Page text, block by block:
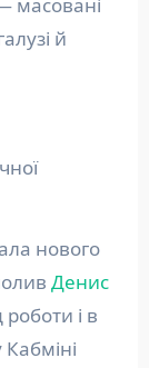
масовані
й
нового
Денис
і в
Кабміні